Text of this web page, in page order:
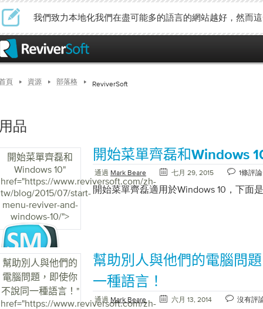
我們致力本地化我們在盡可能多的語言的網站越好，然而
頁 資源 部落格 ReviverSoft
品
開始菜單齊磊和
Windows 10"
href="https://www.reviversoft.com/zh-
tw/blog/2015/07/start-
menu-reviver-and-
windows-10/">
開始菜單齊磊和Windows
通過 Mark Beare 七月 29, 2015 1條評論
開始菜單齊磊適用於Windows 10，下面
幫助別人與他們的
電腦問題，即使你
不說同一種語言！ "
href="https://www.reviversoft.com/zh-
幫助別人與他們的電腦問
一種語言！
通過 Mark Beare 六月 13, 2014 沒有評